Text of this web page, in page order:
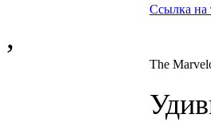
Ссылка на
,
The